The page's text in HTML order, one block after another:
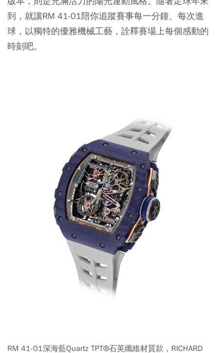
到，就讓RM 41-01陪你追蹤賽事每一分鐘、每次進
球，以獨特的優雅機械工藝，詮釋賽場上每個感動的
時刻吧。
RM 41-01深海藍Quartz TPT®石英纖維材質款，RICHARD